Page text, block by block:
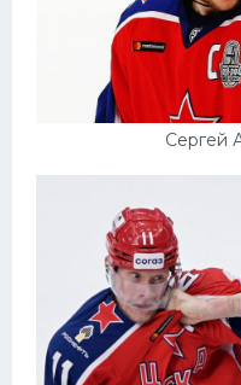
Сергей